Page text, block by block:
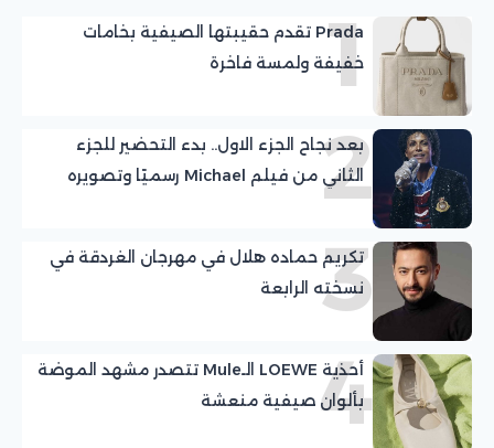
1
Prada تقدم حقيبتها الصيفية بخامات
خفيفة ولمسة فاخرة
2
بعد نجاح الجزء الاول.. بدء التحضير للجزء
الثاني من فيلم Michael رسميًا وتصويره
3
تكريم حماده هلال في مهرجان الغردقة في
نسخته الرابعة
4
أحذية LOEWE الـMule تتصدر مشهد الموضة
بألوان صيفية منعشة